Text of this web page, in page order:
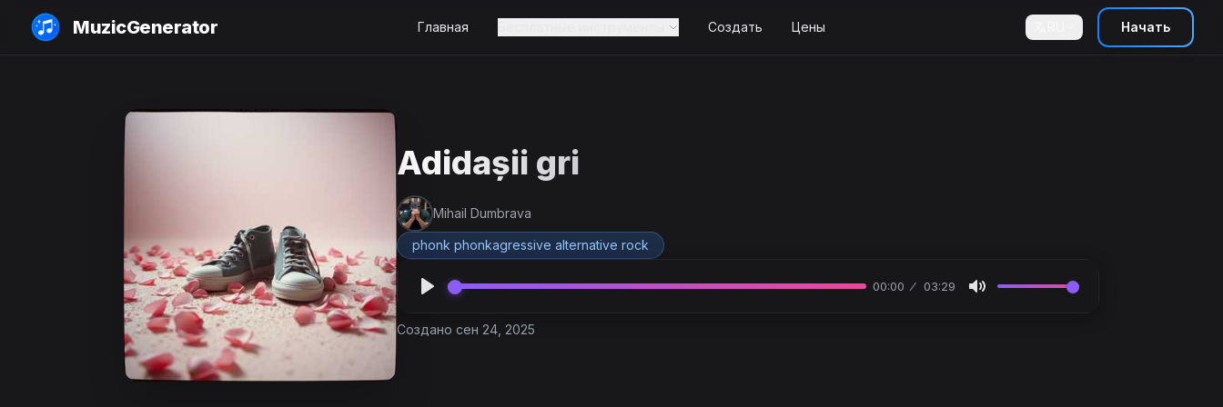
MuzicGenerator Главная Создать Цены Начать
Adidașii gri
Mihail Dumbrava
phonk phonkagressive alternative rock
00:00 03:29
Создано сен 24, 2025